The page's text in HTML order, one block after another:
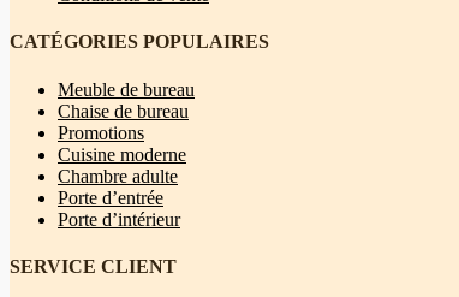
CATÉGORIES POPULAIRES
Meuble de bureau
Chaise de bureau
Promotions
Cuisine moderne
Chambre adulte
Porte d’entrée
Porte d’intérieur
SERVICE CLIENT